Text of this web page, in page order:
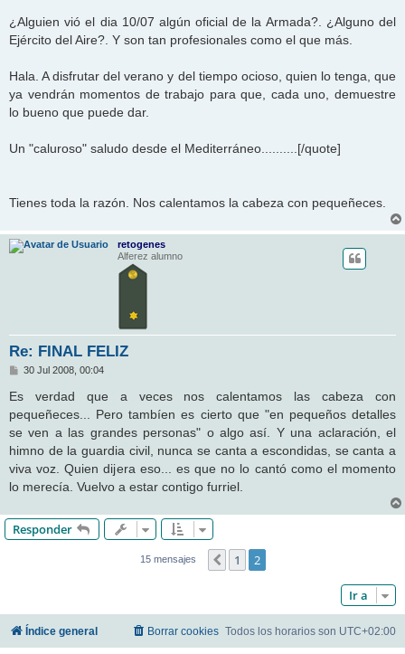
¿Alguien vió el dia 10/07 algún oficial de la Armada?. ¿Alguno del
Ejército del Aire?. Y son tan profesionales como el que más.
Hala. A disfrutar del verano y del tiempo ocioso, quien lo tenga, que
ya vendrán momentos de trabajo para que, cada uno, demuestre
lo bueno que puede dar.
Un "caluroso" saludo desde el Mediterráneo..........[/quote]
Tienes toda la razón. Nos calentamos la cabeza con pequeñeces.
retogenes
Alferez alumno
Re: FINAL FELIZ
M
n
s
a
e
30 Jul 2008, 00:04
Es verdad que a veces nos calentamos las cabeza con
pequeñeces... Pero tambíen es cierto que "en pequeños detalles
se ven a las grandes personas" o algo así. Y una aclaración, el
himno de la guardia civil, nunca se canta a escondidas, se canta a
viva voz. Quien dijera eso... es que no lo cantó como el momento
lo merecía. Vuelvo a estar contigo furriel.
Responder
15 mensajes Anterior
1 2
Ir a
Índice general Todos los horarios son UTC+02:00
Borrar cookies